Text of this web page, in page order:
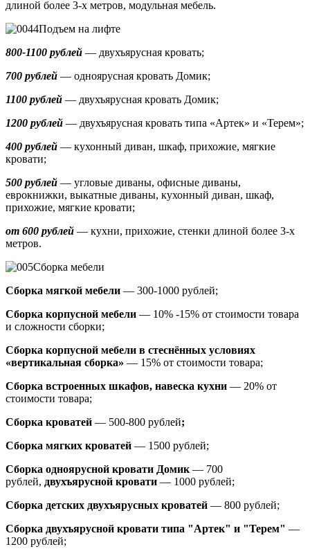
длиной более 3-х метров, модульная мебель.
Подъем на лифте
800-1100 рублей — двухъярусная кровать;
700 рублей — одноярусная кровать Домик;
1100 рублей — двухъярусная кровать Домик;
1200 рублей — двухъярусная кровать типа «Артек» и «Терем»;
400 рублей — кухонный диван, шкаф, прихожие, мягкие
кровати;
500 рублей — угловые диваны, офисные диваны,
еврокнижки, выкатные диваны, кухонный диван, шкаф,
прихожие, мягкие кровати;
от 600 рублей — кухни, прихожие, стенки длиной более 3-х
метров.
Сборка мебели
Сборка мягкой мебели — 300-1000 рублей;
Сборка корпусной мебели — 10% -15% от стоимости товара
и сложности сборки;
Сборка корпусной мебели в стеснённых условиях
«вертикальная сборка» — 15% от стоимости товара;
Сборка встроенных шкафов, навеска кухни — 20% от
стоимости товара;
Сборка кроватей — 500-800 рублей;
Сборка мягких кроватей — 1500 рублей;
Сборка одноярусной кровати Домик — 700
рублей, двухъярусной кровати — 1000 рублей;
Сборка детских двухъярусных кроватей — 800 рублей;
Сборка двухъярусной кровати типа "Артек" и "Терем" —
1200 рублей;